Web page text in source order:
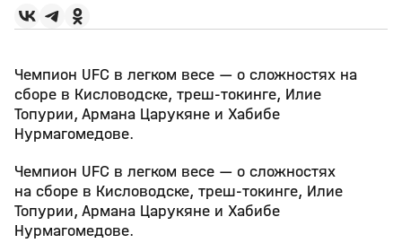
Чемпион UFC в легком весе — о сложностях на
сборе в Кисловодске, треш-токинге, Илие
Топурии, Армана Царукяне и Хабибе
Нурмагомедове.
Чемпион UFC в легком весе — о сложностях
на сборе в Кисловодске, треш-токинге, Илие
Топурии, Армана Царукяне и Хабибе
Нурмагомедове.